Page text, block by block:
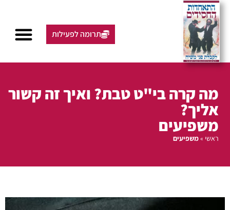
תרומה לפעילות
מה קרה בי"ט טבת? ואיך זה קשור
אליך?
משפיעים
ראשי »משפיעים